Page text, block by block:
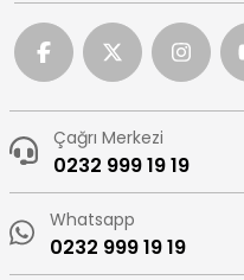
Çağrı Merkezi
0232 999 19 19
Whatsapp
0232 999 19 19